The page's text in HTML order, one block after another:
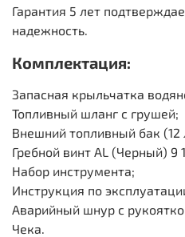
Гарантия 5 лет
надежность.
Комплектация:
Запасная крыльчатка
Топливный шланг с грушей;
Внешний топливный бак (12
Гребной винт AL (Черный) 9
Набор инструмента;
Инструкция по
Аварийный шнур с
Чека.